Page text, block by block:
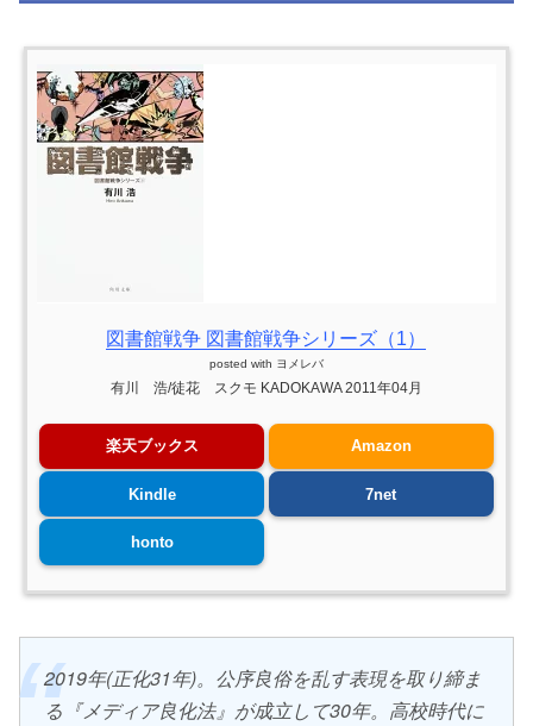
図書館戦争 図書館戦争シリーズ（1）
posted with ヨメレバ
有川 浩/徒花 スクモ KADOKAWA 2011年04月
楽天ブックス Amazon
Kindle 7net
honto
2019年(正化31年)。公序良俗を乱す表現を取り締ま
る『メディア良化法』が成立して30年。高校時代に